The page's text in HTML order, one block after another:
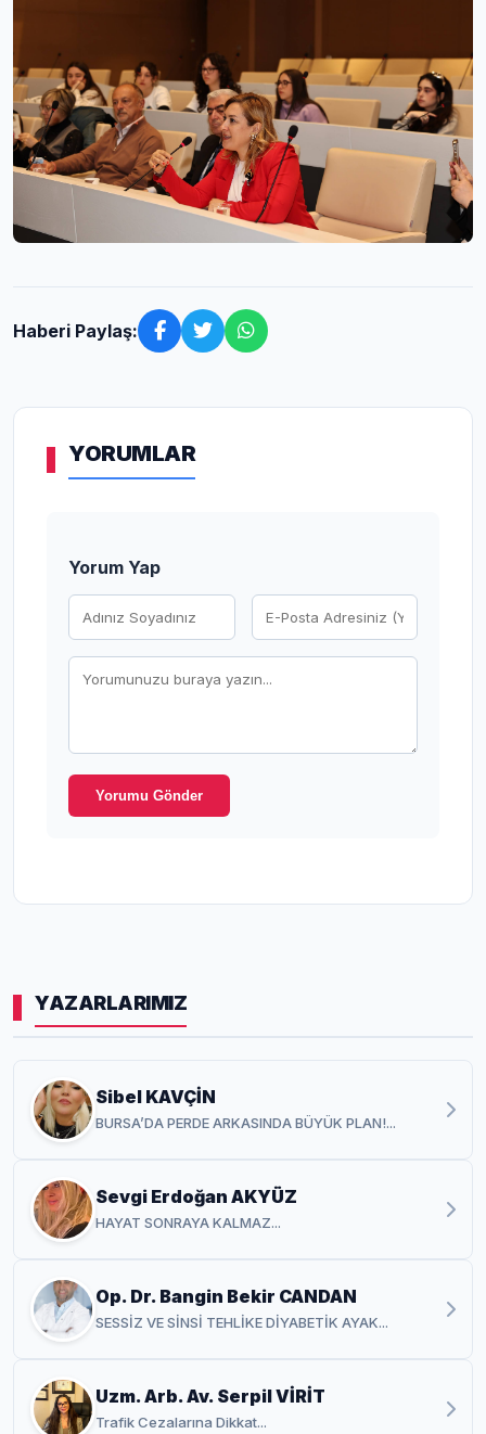
Haberi Paylaş:
YORUMLAR
Yorum Yap
Yorumu Gönder
YAZARLARIMIZ
Sibel KAVÇİN
BURSA’DA PERDE ARKASINDA BÜYÜK PLAN!...
Sevgi Erdoğan AKYÜZ
HAYAT SONRAYA KALMAZ...
Op. Dr. Bangin Bekir CANDAN
SESSİZ VE SİNSİ TEHLİKE DİYABETİK AYAK...
Uzm. Arb. Av. Serpil VİRİT
Trafik Cezalarına Dikkat...